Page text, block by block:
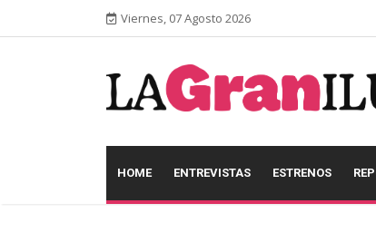
Viernes, 07 Agosto 2026
HOME ENTREVISTAS ESTRENOS